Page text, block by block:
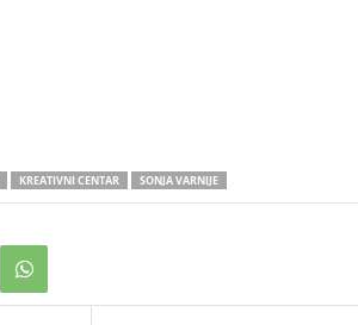
KREATIVNI CENTAR SONJA VARNIJE